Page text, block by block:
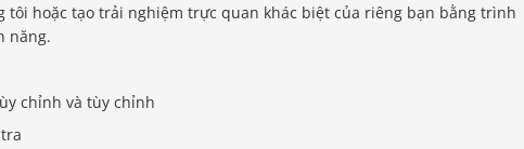
tôi hoặc tạo trải nghiệm trực quan khác biệt của riêng bạn bằng trình
năng.
chỉnh và tùy chỉnh